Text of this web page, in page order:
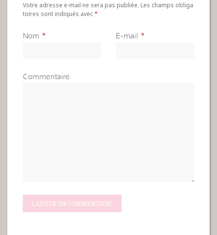
Votre adresse e-mail ne sera pas publiée. Les champs obliga
toires sont indiqués avec*
Nom * E-mail *
Commentaire